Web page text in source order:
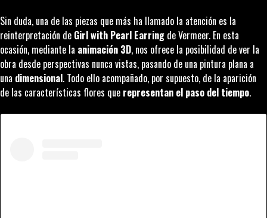
Sin duda, una de las piezas que más ha llamado la atención es la
reinterpretación de Girl with Pearl Earring de Vermeer. En esta
ocasión, mediante la animación 3D, nos ofrece la posibilidad de ver la
obra desde perspectivas nunca vistas, pasando de una pintura plana a
una dimensional. Todo ello acompañado, por supuesto, de la aparición
de las características flores que representan el paso del tiempo.